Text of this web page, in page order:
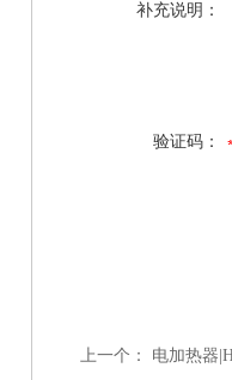
补充说明：
验证码：
上一个： 电加热器